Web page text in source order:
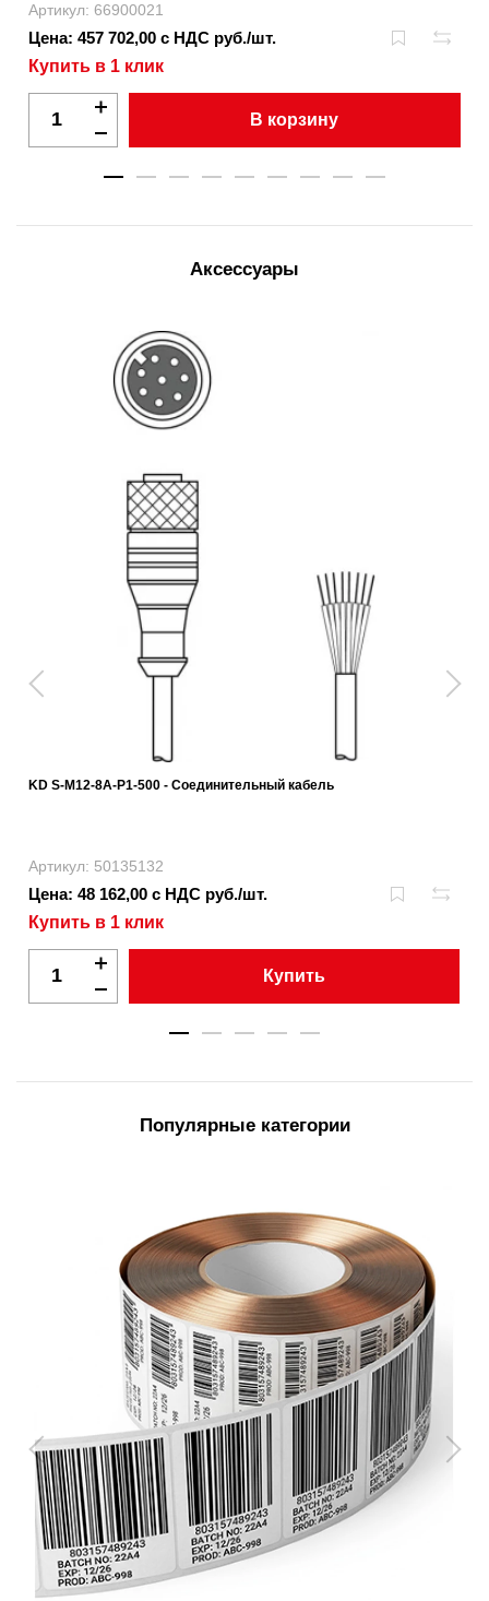
Артикул: 66900021
Цена: 457 702,00 с НДС руб./шт.
Купить в 1 клик
В корзину
Аксессуары
KD S-M12-8A-P1-500 - Соединительный кабель
Артикул: 50135132
Цена: 48 162,00 с НДС руб./шт.
Купить в 1 клик
Купить
Популярные категории